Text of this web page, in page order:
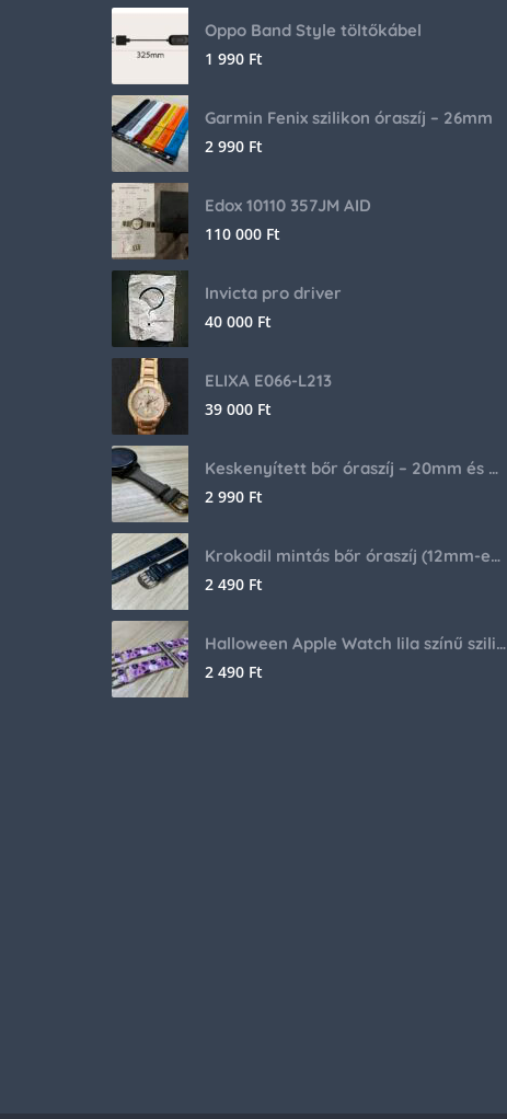
Oppo Band Style töltőkábel
1 990 Ft
Garmin Fenix szilikon óraszíj – 26mm
2 990 Ft
Edox 10110 357JM AID
110 000 Ft
Invicta pro driver
40 000 Ft
ELIXA E066-L213
39 000 Ft
Keskenyített bőr óraszíj – 20mm és 22mm méretben
2 990 Ft
Krokodil mintás bőr óraszíj (12mm-es befogóval rendelkező órához)
2 490 Ft
Halloween Apple Watch lila színű szilikon óraszíj
2 490 Ft